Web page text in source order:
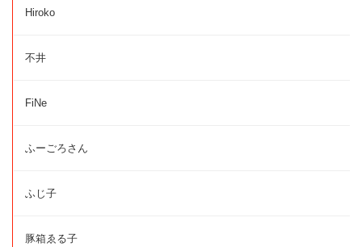
Hiroko
不井
FiNe
ふーごろさん
ふじ子
豚箱ゑる子